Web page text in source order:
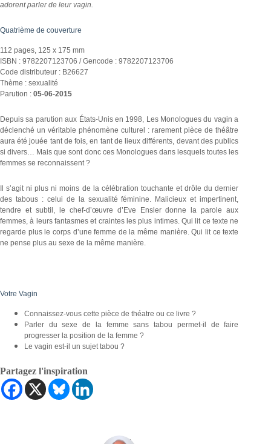
adorent parler de leur vagin.
Quatrième de couverture
112 pages, 125 x 175 mm
ISBN : 9782207123706 / Gencode : 9782207123706
Code distributeur : B26627
Thème : sexualité
Parution : 05-06-2015
Depuis sa parution aux États-Unis en 1998, Les Monologues du vagin a
déclenché un véritable phénomène culturel : rarement pièce de théâtre
aura été jouée tant de fois, en tant de lieux différents, devant des publics
si divers… Mais que sont donc ces Monologues dans lesquels toutes les
femmes se reconnaissent ?
Il s’agit ni plus ni moins de la célébration touchante et drôle du dernier
des tabous : celui de la sexualité féminine. Malicieux et impertinent,
tendre et subtil, le chef-d’œuvre d’Eve Ensler donne la parole aux
femmes, à leurs fantasmes et craintes les plus intimes. Qui lit ce texte ne
regarde plus le corps d’une femme de la même manière. Qui lit ce texte
ne pense plus au sexe de la même manière.
Votre Vagin
Connaissez-vous cette pièce de théatre ou ce livre ?
Parler du sexe de la femme sans tabou permet-il de faire
progresser la position de la femme ?
Le vagin est-il un sujet tabou ?
Partagez l'inspiration